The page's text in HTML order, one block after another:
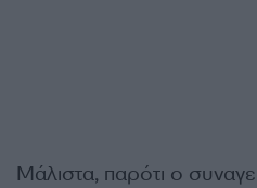
Μάλιστα, παρότι ο